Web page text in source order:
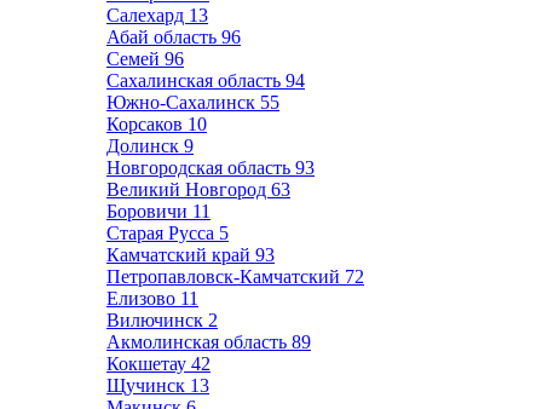
Салехард 13
Абай область 96
Семей 96
Сахалинская область 94
Южно-Сахалинск 55
Корсаков 10
Долинск 9
Новгородская область 93
Великий Новгород 63
Боровичи 11
Старая Русса 5
Камчатский край 93
Петропавловск-Камчатский 72
Елизово 11
Вилючинск 2
Акмолинская область 89
Кокшетау 42
Щучинск 13